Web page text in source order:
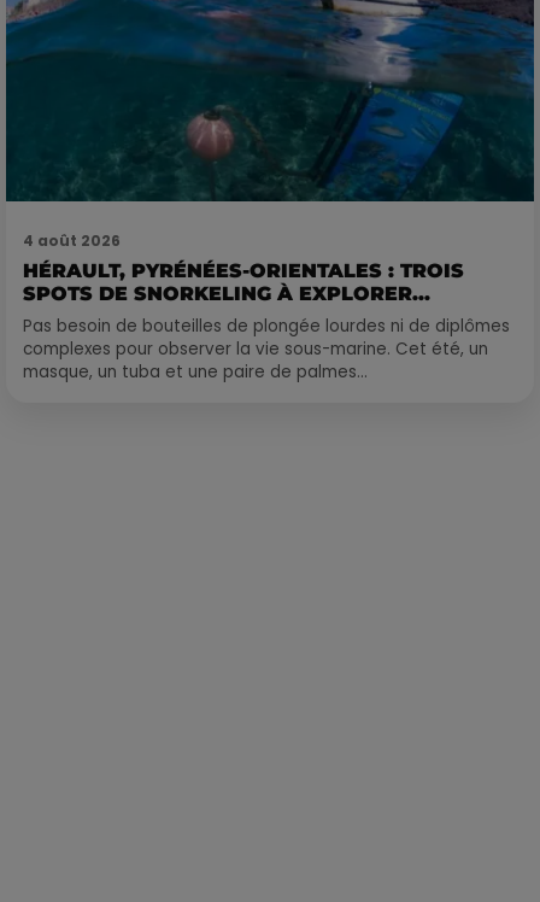
4 août 2026
HÉRAULT, PYRÉNÉES-ORIENTALES : TROIS
SPOTS DE SNORKELING À EXPLORER...
Pas besoin de bouteilles de plongée lourdes ni de diplômes
complexes pour observer la vie sous-marine. Cet été, un
masque, un tuba et une paire de palmes...